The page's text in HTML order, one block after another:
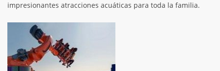
impresionantes atracciones acuáticas para toda la familia.